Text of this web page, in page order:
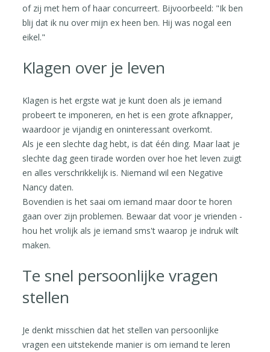
of zij met hem of haar concurreert. Bijvoorbeeld: "Ik ben
blij dat ik nu over mijn ex heen ben. Hij was nogal een
eikel."
Klagen over je leven
Klagen is het ergste wat je kunt doen als je iemand
probeert te imponeren, en het is een grote afknapper,
waardoor je vijandig en oninteressant overkomt.
Als je een slechte dag hebt, is dat één ding. Maar laat je
slechte dag geen tirade worden over hoe het leven zuigt
en alles verschrikkelijk is. Niemand wil een Negative
Nancy daten.
Bovendien is het saai om iemand maar door te horen
gaan over zijn problemen. Bewaar dat voor je vrienden -
hou het vrolijk als je iemand sms't waarop je indruk wilt
maken.
Te snel persoonlijke vragen
stellen
Je denkt misschien dat het stellen van persoonlijke
vragen een uitstekende manier is om iemand te leren